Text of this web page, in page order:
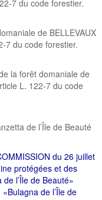
7 du code forestier.
de BELLEVAUX
7 du code forestier.
la forêt domaniale de
L. 122-7 du code
de l’Île de Beauté
du 26 juillet
protégées et des
l’Île de Beauté»
de l’Île de